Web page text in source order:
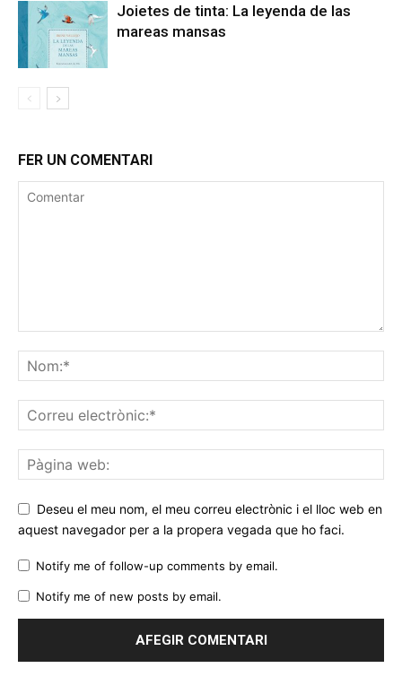
Joietes de tinta: La leyenda de las
mareas mansas
FER UN COMENTARI
Deseu el meu nom, el meu correu electrònic i el lloc web en
aquest navegador per a la propera vegada que ho faci.
Notify me of follow-up comments by email.
Notify me of new posts by email.